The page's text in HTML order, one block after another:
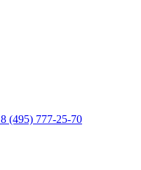
8 (495) 777-25-70